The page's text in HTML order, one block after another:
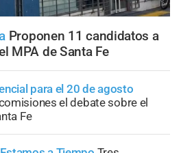
Proponen 11 candidatos a
MPA de Santa Fe
para el 20 de agosto
el debate sobre el
Fe